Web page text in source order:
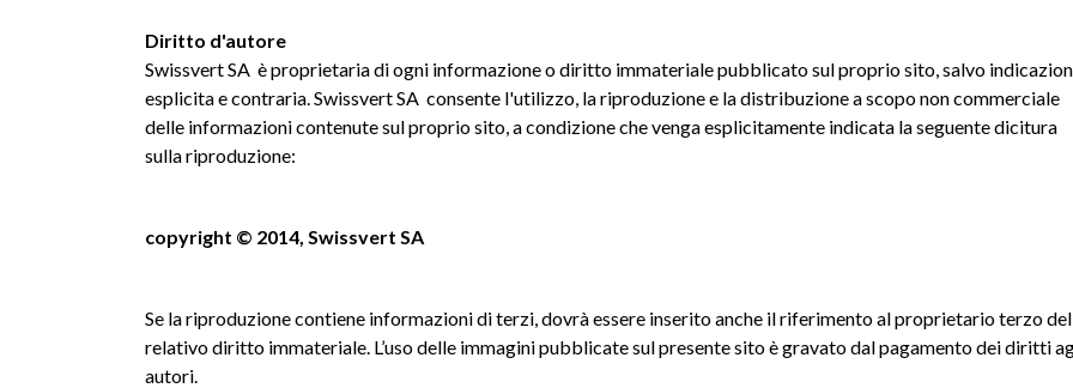
Diritto d'autore
Swissvert SA è proprietaria di ogni informazione o diritto immateriale pubblicato sul proprio sito, salvo
esplicita e contraria. Swissvert SA consente l'utilizzo, la riproduzione e la distribuzione a scopo non commerciale
delle informazioni contenute sul proprio sito, a condizione che venga esplicitamente indicata la seguente dicitura
sulla riproduzione:
copyright © 2014, Swissvert SA
Se la riproduzione contiene informazioni di terzi, dovrà essere inserito anche il riferimento al proprietario terzo del
relativo diritto immateriale. L’uso delle immagini pubblicate sul presente sito è gravato dal pagamento dei diritti
autori.